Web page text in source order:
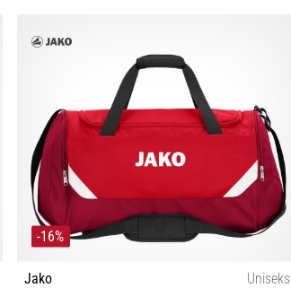
-16%
Jako
Uniseks